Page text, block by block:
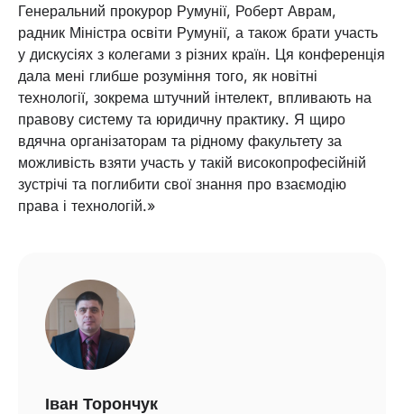
Генеральний прокурор Румунії, Роберт Аврам,
радник Міністра освіти Румунії, а також брати участь
у дискусіях з колегами з різних країн. Ця конференція
дала мені глибше розуміння того, як новітні
технології, зокрема штучний інтелект, впливають на
правову систему та юридичну практику. Я щиро
вдячна організаторам та рідному факультету за
можливість взяти участь у такій високопрофесійній
зустрічі та поглибити свої знання про взаємодію
права і технологій.»
Іван Торончук